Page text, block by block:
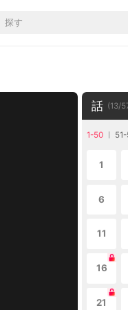
話 (13/
1-50
1
6
11
16
21